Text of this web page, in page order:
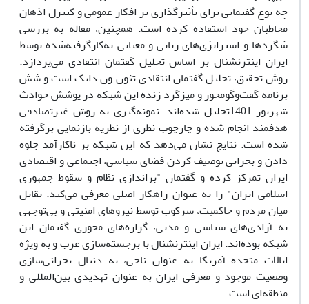
چه نوع گفتمانی برای تأثیرگذاری بر افکار عمومی و کنترل اذهان
مخاطبان خود استفاده کرده است. همچنین، مقاله به بررسی
شگردها و استراتژی‌های زبانی و معنایی به‌کارگرفته‌شده توسط
ایران اینترنشنال بر اساس تحلیل گفتمان انتقادی می‌پردازد.
روش تحقیق، تحلیل گفتمان انتقادی تئون ون دایک است و شش
برنامه گفت‌وگومحور و میزگرد زنده این شبکه در پوشش حوادث
شهریور 1401تحلیل شده‌اند. نمونه‌گیری به روش غیرتصادفی
هدفمند انجام شده و چارچوب نظری از نظریه بازنمایی برگرفته
شده است. نتایج نشان می‌دهد که این شبکه بر ناکارآمد جلوه
دادن و بحرانی توصیف کردن فضای سیاسی، اجتماعی و اقتصادی
ایران تمرکز کرده و گفتمان "براندازی نظام و سقوط جمهوری
اسلامی ایران" را به عنوان راهکار اصلی معرفی می‌کند. تقابل
میان مردم و حاکمیت، سرکوب توسط نیروهای امنیتی و بی‌توجهی
به آزادی‌های سیاسی و مدنی، گزاره‌های محوری گفتمان این
شبکه بوده‌اند. ایران اینترنشنال با برجسته‌سازی غرب و به ویژه
ایالات متحده آمریکا به عنوان ناجی، به دنبال بحرانی‌سازی
وضعیت موجود و معرفی ایران به عنوان تهدیدی بین‌المللی و
منطقه‌ای است.